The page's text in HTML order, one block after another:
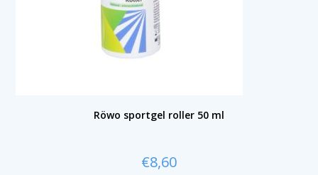
Röwo sportgel roller 50 ml
€8,60